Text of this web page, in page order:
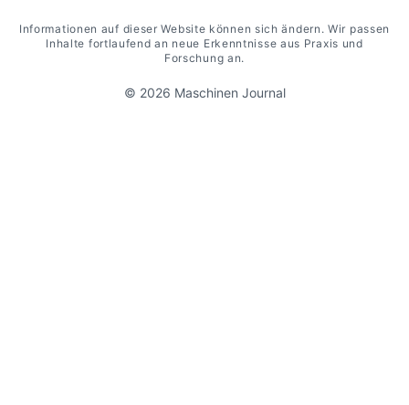
Informationen auf dieser Website können sich ändern. Wir passen
Inhalte fortlaufend an neue Erkenntnisse aus Praxis und
Forschung an.
© 2026 Maschinen Journal